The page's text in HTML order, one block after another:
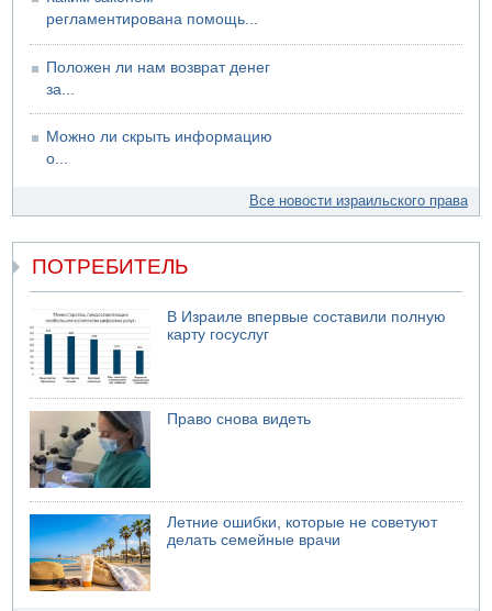
регламентирована помощь...
Положен ли нам возврат денег
за...
Можно ли скрыть информацию
о...
Все новости израильского права
ПОТРЕБИТЕЛЬ
В Израиле впервые составили полную
карту госуслуг
Право снова видеть
Летние ошибки, которые не советуют
делать семейные врачи